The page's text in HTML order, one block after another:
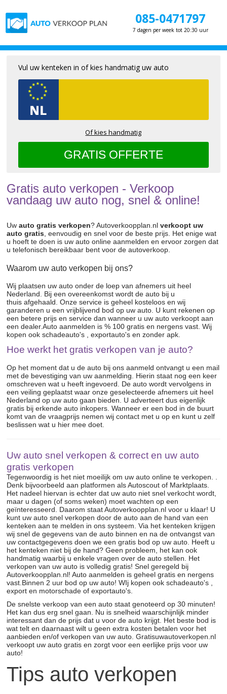
085-0471797
7 dagen per week tot 20:30 uur
Gratis auto verkopen - Verkoop
vandaag uw auto nog, snel & online!
Uwauto gratis verkopen? Autoverkoopplan.nlverkoopt uw
auto gratis , eenvoudig en snel voor de beste prijs. Het enige wat
u hoeft te doen is uw auto online aanmelden en ervoor zorgen dat
u telefonisch bereikbaar bent voor de autoverkoop.
Waarom uw auto verkopen bij ons?
Wij plaatsen uw auto onder de loep van afnemers uit heel
Nederland. Bij een overeenkomst wordt de auto bij u
thuis afgehaald. Onze service is geheel kosteloos en wij
garanderen u een vrijblijvend bod op uw auto. U kunt rekenen op
een betere prijs en service dan wanneer u uw auto verkoopt aan
een dealer.Auto aanmelden is % 100 gratis en nergens vast. Wij
kopen ook schadeauto's , exportauto's en zonder apk.
Hoe werkt het gratis verkopen van je auto?
Op het moment dat u de auto bij ons aanmeld ontvangt u een mail
met de bevestiging van uw aanmelding. Hierin staat nog een keer
omschreven wat u heeft ingevoerd. De auto wordt vervolgens in
een veiling geplaatst waar onze geselecteerde afnemers uit heel
Nederland op uw auto gaan bieden. U adverteert dus eigenlijk
gratis bij erkende auto inkopers. Wanneer er een bod in de buurt
komt van de vraagprijs nemen wij contact met u op en kunt u zelf
beslissen wat u hier mee doet.
Uw auto snel verkopen & correct en uw auto
gratis verkopen
Tegenwoordig is het niet moeilijk om uw auto online te verkopen. .
Denk bijvoorbeeld aan platformen als Autoscout of Marktplaats.
Het nadeel hiervan is echter dat uw auto niet snel verkocht wordt,
maar u dagen (of soms weken) moet wachten op een
geïnteresseerd. Daarom staat Autoverkoopplan.nl voor u klaar! U
kunt uw auto snel verkopen door de auto aan de hand van een
kenteken aan te melden in ons systeem. Via het kenteken krijgen
wij snel de gegevens van de auto binnen en na de ontvangst van
uw contactgegevens doen we een gratis bod op uw auto. Heeft u
het kenteken niet bij de hand? Geen probleem, het kan ook
handmatig waarbij u enkele vragen over de auto stellen. Het
verkopen van uw auto is volledig gratis! Snel geregeld bij
Autoverkoopplan.nl! Auto aanmelden is geheel gratis en nergens
vast.Binnen 2 uur bod op uw auto! WIj kopen ook schadeauto's ,
export en motorschade of exportauto's.
De snelste verkoop van een auto staat genoteerd op 30 minuten!
Het kan dus erg snel gaan. Nu is snelheid waarschijnlijk minder
interessant dan de prijs dat u voor de auto krijgt. Het beste bod is
wat telt en daarnaast wilt u geen extra kosten betalen voor het
aanbieden en/of verkopen van uw auto. Gratisuwautoverkopen.nl
verkoopt uw auto gratis en zorgt voor een eerlijke prijs voor uw
auto!
Tips auto verkopen
Vul uw kenteken in of kies handmatig uw auto
Of kies handmatig